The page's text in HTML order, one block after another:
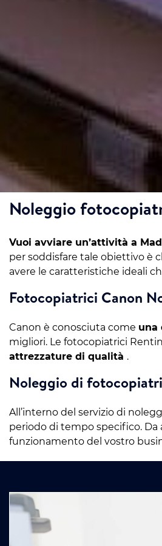
Noleggio
Vuoi avviare un’attività a
per soddisfare tale obiettivo è
avere le caratteristiche ideali
Fotocopiatrici Canon
Canon è conosciuta come una
migliori. Le fotocopiatrici
attrezzature di qualità .
Noleggio di
All’interno del servizio di
periodo di tempo specifico. Da
funzionamento del vostro